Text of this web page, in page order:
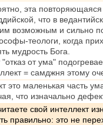
эта повторяющаяся
что в
возможным и сильно
теологи, когда
мудрость Бога.
"отказ от ума"
= самджня этому
это маленькая часть
что изначально
свой интеллект
правильно: это не